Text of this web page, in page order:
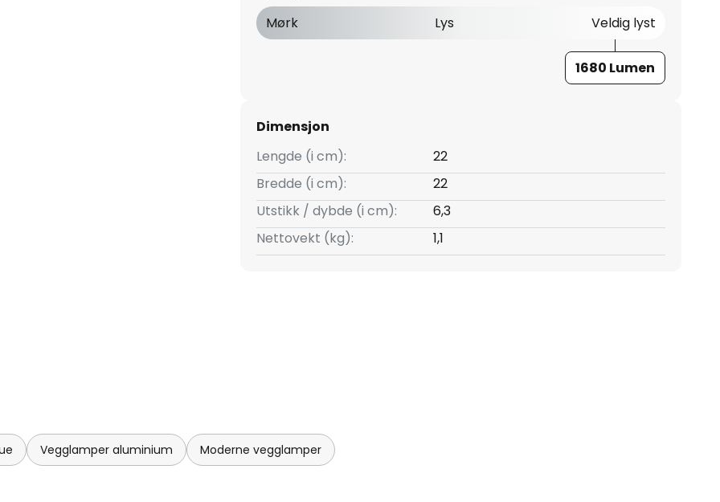
Mørk
Lys Veldig lyst
1680 Lumen
Dimensjon
Lengde (i cm):
22
Bredde (i cm):
22
Utstikk / dybde (i cm):
6,3
Nettovekt (kg):
1,1
Vegglamper aluminium Moderne vegglamper